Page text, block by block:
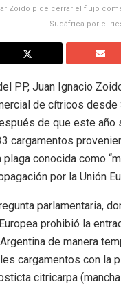
Zoido pide cerrar el flujo
Sudáfrica por el
PP, Juan Ignacio
de cítricos desde
de que este año
cargamentos
conocida como
por la Unión
parlamentaria,
prohibió la
de manera
cargamentos con la
citricarpa